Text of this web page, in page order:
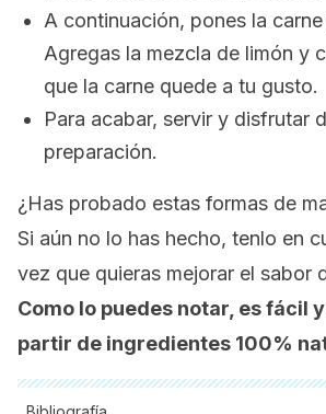
A continuación, pones la carne
Agregas la mezcla de limón y
que la carne quede a tu gusto.
Para acabar, servir y disfrutar
preparación.
¿Has probado estas formas de
Si aún no lo has hecho, tenlo en
vez que quieras mejorar el sabor
Como lo puedes notar, es fácil
partir de ingredientes 100%